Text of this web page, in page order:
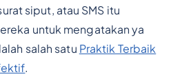
siput, atau SMS itu
untuk mengatakan ya
salah satu Praktik Terbaik
.